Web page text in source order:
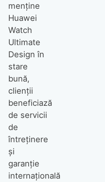
menține
Huawei
Watch
Ultimate
Design în
stare
bună,
clienții
beneficiază
de servicii
de
întreținere
și
garanție
internațională